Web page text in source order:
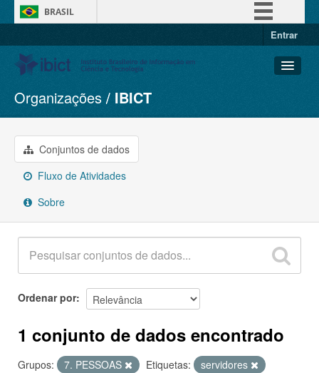
BRASIL
Entrar
Conjuntos de dados
Organizações
Grupos
Sobre
Organizações IBICT
Conjuntos de dados
Fluxo de Atividades
Sobre
Ordenar por
1 conjunto de dados encontrado
Grupos: 7. PESSOAS Etiquetas:
servidores